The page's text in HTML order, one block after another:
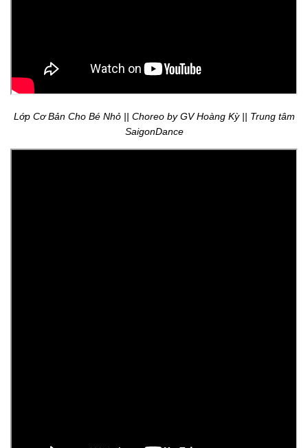
Lớp Cơ Bản Cho Bé Nhỏ || Choreo by GV Hoàng Kỳ || Trung tâm
SaigonDance